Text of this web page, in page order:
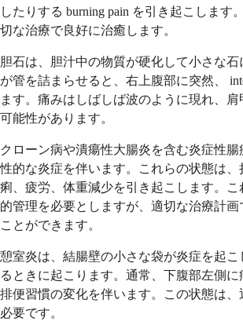
したりする burning pain を引き起こします
切な治療で良好に治癒します。
胆石は、胆汁中の物質が硬化して小さな
が管を詰まらせると、右上腹部に突然、
ます。痛みはしばしば波のように現れ、
可能性があります。
クローン病や潰瘍性大腸炎を含む炎症性
性的な炎症を伴います。これらの状態は
痢、疲労、体重減少を引き起こします。
的管理を必要としますが、適切な治療計画
ことができます。
憩室炎は、結腸壁の小さな袋が炎症を起
るときに起こります。通常、下腹部左側
排便習慣の変化を伴います。この状態は
必要です。